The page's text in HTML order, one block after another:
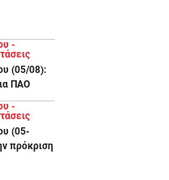
-
(05/08):
ΠΑΟ
-
(05-
πρόκριση